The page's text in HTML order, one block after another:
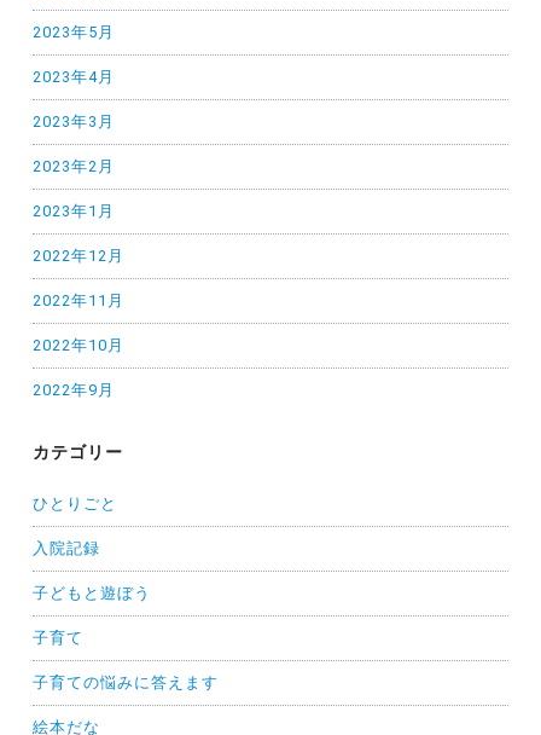
2023年5月
2023年4月
2023年3月
2023年2月
2023年1月
2022年12月
2022年11月
2022年10月
2022年9月
カテゴリー
ひとりごと
入院記録
子どもと遊ぼう
子育て
子育ての悩みに答えます
絵本だな